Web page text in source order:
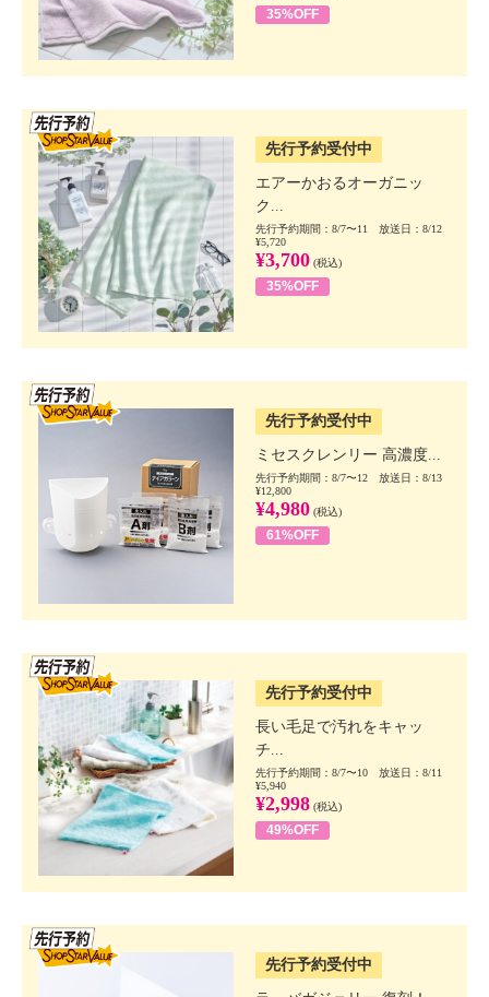
35%OFF
先行予約受付中
エアーかおるオーガニッ
ク...
先行予約期間：8/7〜11 放送日：8/12
¥5,720
¥3,700 (税込)
35%OFF
先行予約受付中
ミセスクレンリー 高濃度...
先行予約期間：8/7〜12 放送日：8/13
¥12,800
¥4,980 (税込)
61%OFF
先行予約受付中
長い毛足で汚れをキャッ
チ...
先行予約期間：8/7〜10 放送日：8/11
¥5,940
¥2,998 (税込)
49%OFF
先行予約受付中